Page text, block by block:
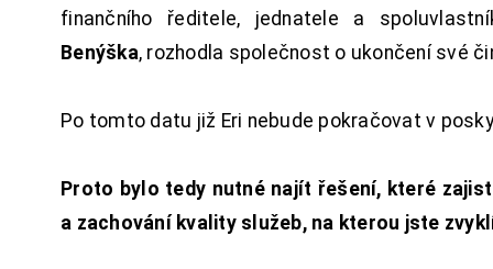
finančního ředitele, jednatele a
Benýška, rozhodla společnost o ukončení své
Po tomto datu již Eri nebude pokračovat v
Proto bylo tedy nutné najít řešení, které
a zachování kvality služeb, na kterou jste